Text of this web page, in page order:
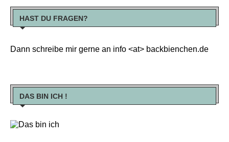
HAST DU FRAGEN?
Dann schreibe mir gerne an info <at> backbienchen.de
DAS BIN ICH !